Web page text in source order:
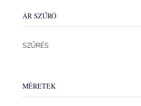
ÁR SZŰRŐ
SZŰRÉS
MÉRETEK